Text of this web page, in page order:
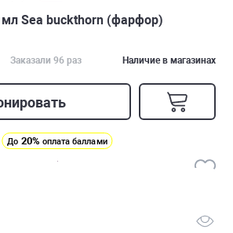
Sea buckthorn (фарфор)
Заказали 96 раз Наличие в магазинах
До 20% оплата баллами